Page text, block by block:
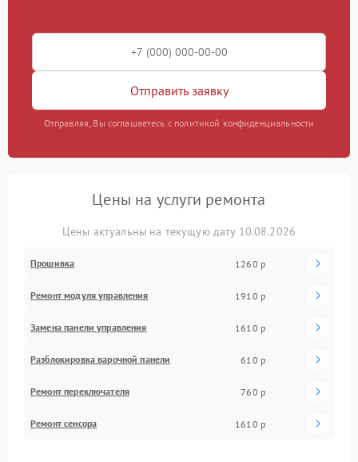
Отправить заявку
Отправляя, Вы соглашаетесь с политикой конфиденциальности
Цены на услуги ремонта
Цены актуальны на текущую дату 10.08.2026
Прошивка 1260 р
Ремонт модуля управления 1910 р
Замена панели управления 1610 р
Разблокировка варочной панели 610 р
Ремонт переключателя 760 р
Ремонт сенсора 1610 р